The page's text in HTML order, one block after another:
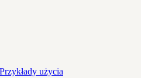
Przykłady użycia